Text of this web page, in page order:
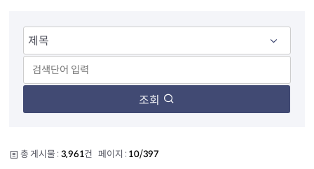
조회
총 게시물 : 3,961건 페이지 : 10/397